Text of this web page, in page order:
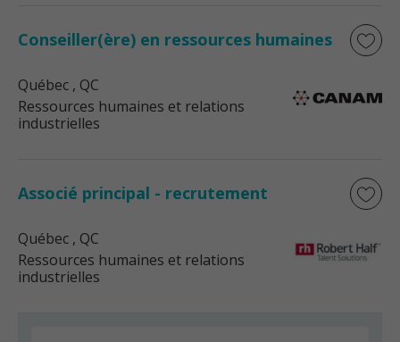
Conseiller(ère) en ressources humaines
Québec , QC
Ressources humaines et relations
industrielles
Associé principal - recrutement
Québec , QC
Ressources humaines et relations
industrielles